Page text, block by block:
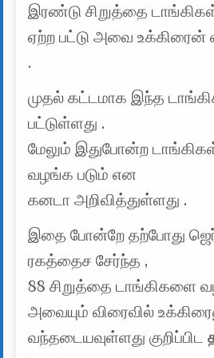
இரண்டு சிறுத்தை
ஏற்ற பட்டு அவை உக்கிரைன்
.
முதல் கட்டமாக இந்த
பட்டுள்ளது .
மேலும் இதுபோன்ற
வழங்க படும் என
கனடா அறிவித்துள்ளது .
இதை போன்றே தற்போது
ரகத்தைச சேர்ந்த ,
88 சிறுத்தை டாங்கிகளை
அவையும் விரைவில்
வந்தடையவுள்ளது குறிப்பிட